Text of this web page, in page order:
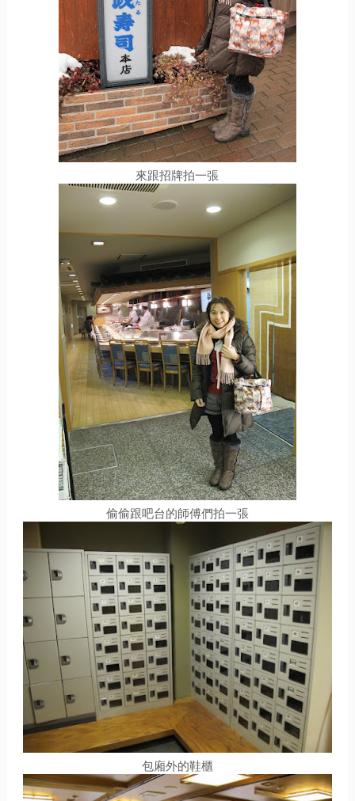
來跟招牌拍一張
偷偷跟吧台的師傅們拍一張
包廂外的鞋櫃